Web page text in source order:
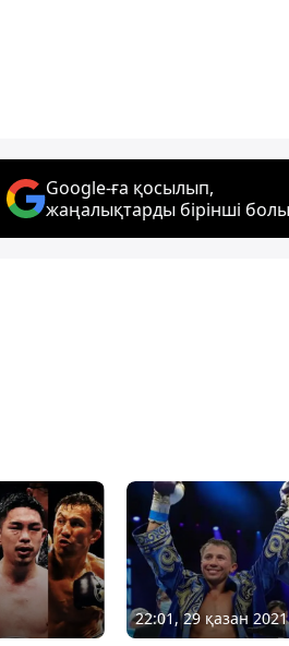
Google-ға қосылып,
жаңалықтарды бірінші
22:01, 29 қазан 2021